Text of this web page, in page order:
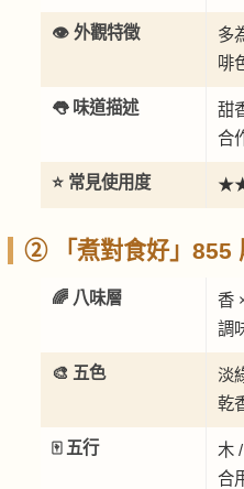
👁️ 外觀特徵
多
啡
👅 味道描述
甜
合
⭐ 常見使用度
② 「煮對食好」855
🌈 八味層
香
調
🎨 五色
淡
乾
🀄 五行
木
合